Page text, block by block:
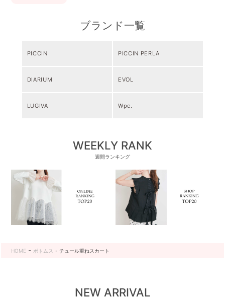
ブランド一覧
PICCIN PICCIN PERLA
DIARIUM EVOL
LUGIVA Wpc.
WEEKLY RANK
週間ランキング
HOME ボトムス チュール重ねスカート
NEW ARRIVAL